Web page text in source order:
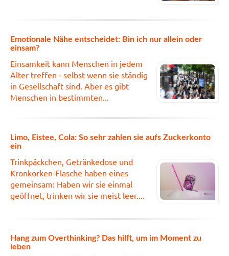
Emotionale Nähe entscheidet: Bin ich nur allein oder
einsam?
Einsamkeit kann Menschen in jedem
Alter treffen - selbst wenn sie ständig
in Gesellschaft sind. Aber es gibt
Menschen in bestimmten...
Limo, Eistee, Cola: So sehr zahlen sie aufs Zuckerkonto
ein
Trinkpäckchen, Getränkedose und
Kronkorken-Flasche haben eines
gemeinsam: Haben wir sie einmal
geöffnet, trinken wir sie meist leer....
Hang zum Overthinking? Das hilft, um im Moment zu
leben